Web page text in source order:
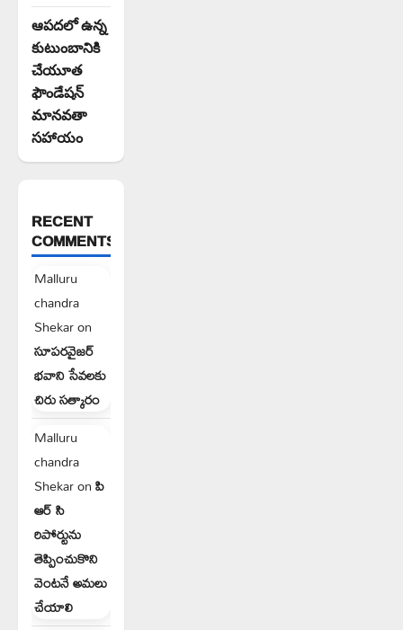
ఆపదలో ఉన్న
కుటుంబానికి
చేయూత
ఫౌండేషన్
మానవతా
సహాయం
RECENT
COMMENTS
Malluru
chandra
Shekaron
సూపరవైజర్
భవాని సేవలకు
చిరు సత్కారం
Malluru
chandra
Shekaronపి
ఆర్ సి
రిపోర్టును
తెప్పించుకొని
వెంటనే అమలు
చేయాలి